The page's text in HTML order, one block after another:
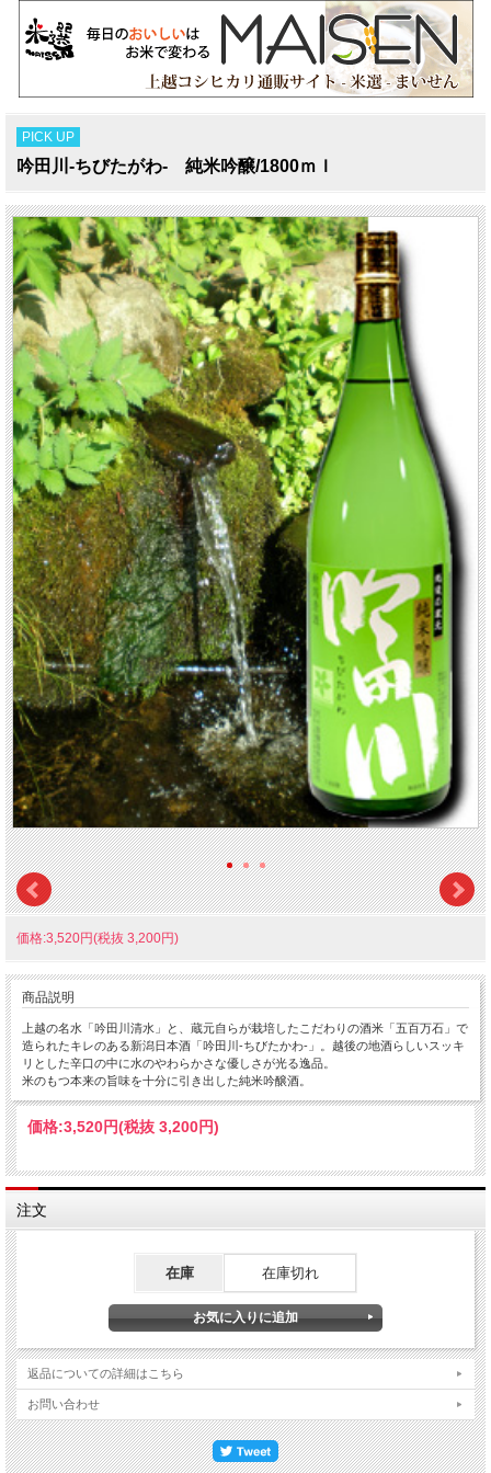
PICK UP
吟田川-ちびたがわ- 純米吟醸/1800ｍｌ
価格:3,520円(税抜 3,200円)
商品説明
上越の名水「吟田川清水」と、蔵元自らが栽培したこだわりの酒米「五百万石」で
造られたキレのある新潟日本酒「吟田川-ちびたかわ-」。越後の地酒らしいスッキ
リとした辛口の中に水のやわらかさな優しさが光る逸品。
米のもつ本来の旨味を十分に引き出した純米吟醸酒。
価格:3,520円(税抜 3,200円)
注文
在庫 在庫切れ
返品についての詳細はこちら
お問い合わせ